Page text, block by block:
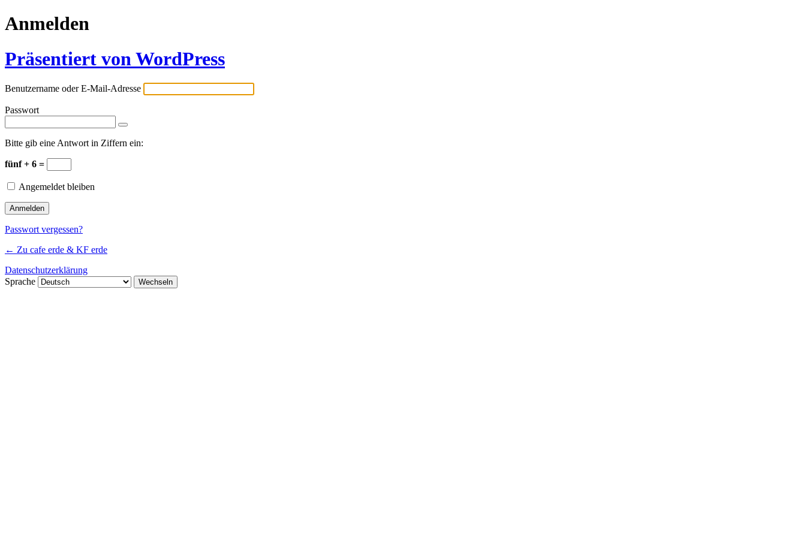
Anmelden
Präsentiert von WordPress
Benutzername oder E-Mail-Adresse
Passwort
Bitte gib eine Antwort in Ziffern ein:
fünf + 6 =
Angemeldet bleiben
Passwort vergessen?
← Zu cafe erde & KF erde
Datenschutzerklärung
Sprache